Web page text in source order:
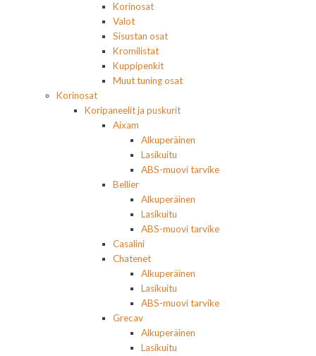
Korinosat
Valot
Sisustan osat
Kromilistat
Kuppipenkit
Muut tuning osat
Korinosat
Koripaneelit ja puskurit
Aixam
Alkuperäinen
Lasikuitu
ABS-muovi tarvike
Bellier
Alkuperäinen
Lasikuitu
ABS-muovi tarvike
Casalini
Chatenet
Alkuperäinen
Lasikuitu
ABS-muovi tarvike
Grecav
Alkuperäinen
Lasikuitu